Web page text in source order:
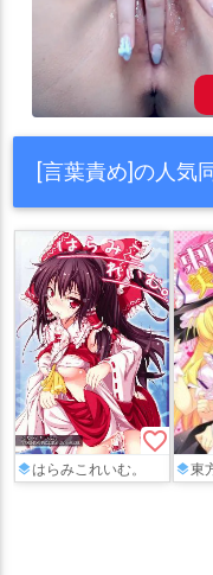
[言葉責め]の人気
favorite_border
はらみこれいむ。 東